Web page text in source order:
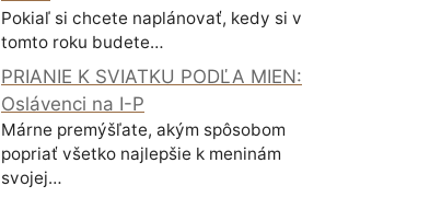
Pokiaľ si chcete naplánovať, kedy si v
tomto roku budete…
PRIANIE K SVIATKU PODĽA MIEN:
Oslávenci na I-P
Márne premýšľate, akým spôsobom
popriať všetko najlepšie k meninám
svojej…